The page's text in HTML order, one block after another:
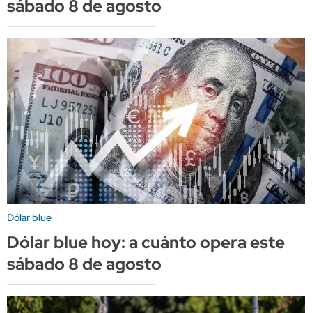
sábado 8 de agosto
Dólar blue
Dólar blue hoy: a cuánto opera este
sábado 8 de agosto